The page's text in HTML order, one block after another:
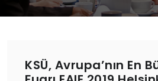
KSÜ, Avrupa’nın En